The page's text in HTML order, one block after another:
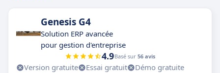
Genesis G4
Solution ERP avancée
pour gestion d'entreprise
4.9Basé sur 56 avis
Version gratuite Essai gratuit
Démo gratuite